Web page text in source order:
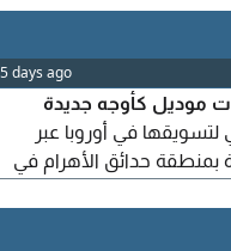
5 days ago
موديل كأوجه جديدة
في أوروبا عبر
بمنطقة حدائق الأهرام في